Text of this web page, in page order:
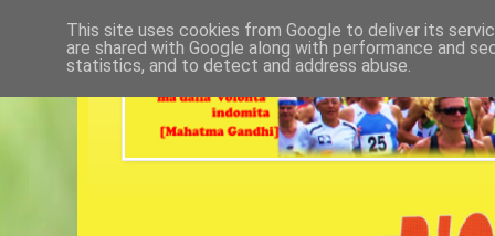
This site uses cookies from Google to deliver its
are shared with Google along with performance and
statistics, and to detect and address abuse.